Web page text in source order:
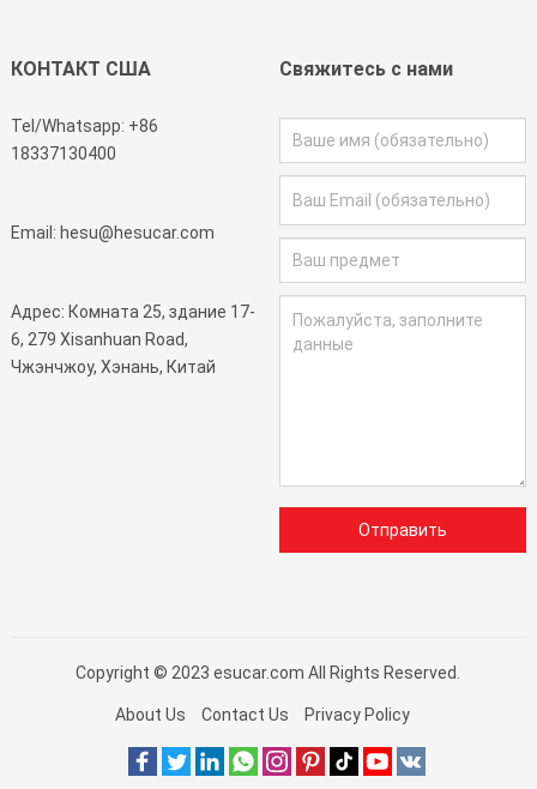
КОНТАКТ США
Tel/Whatsapp: +86
18337130400
Email: hesu@hesucar.com
Адрес: Комната 25, здание 17-
6, 279 Xisanhuan Road,
Чжэнчжоу, Хэнань, Китай
Свяжитесь с нами
Отправить
Copyright © 2023esucar.com All Rights Reserved.
About Us Contact Us Privacy Policy